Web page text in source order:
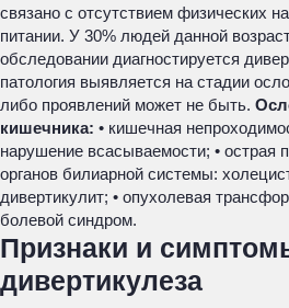
связано с отсутствием физических
питании. У 30% людей данной
обследовании диагностируется
патология выявляется на стадии
либо проявлений может не быть.
кишечника: • кишечная
нарушение всасываемости; • острая
органов билиарной системы:
дивертикулит; • опухолевая
болевой синдром.
Признаки и
дивертикулеза